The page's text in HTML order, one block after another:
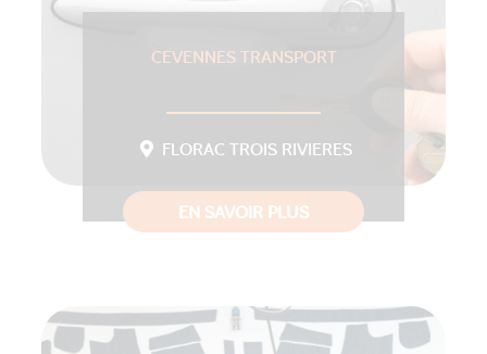
CEVENNES TRANSPORT
FLORAC TROIS RIVIERES
EN SAVOIR PLUS